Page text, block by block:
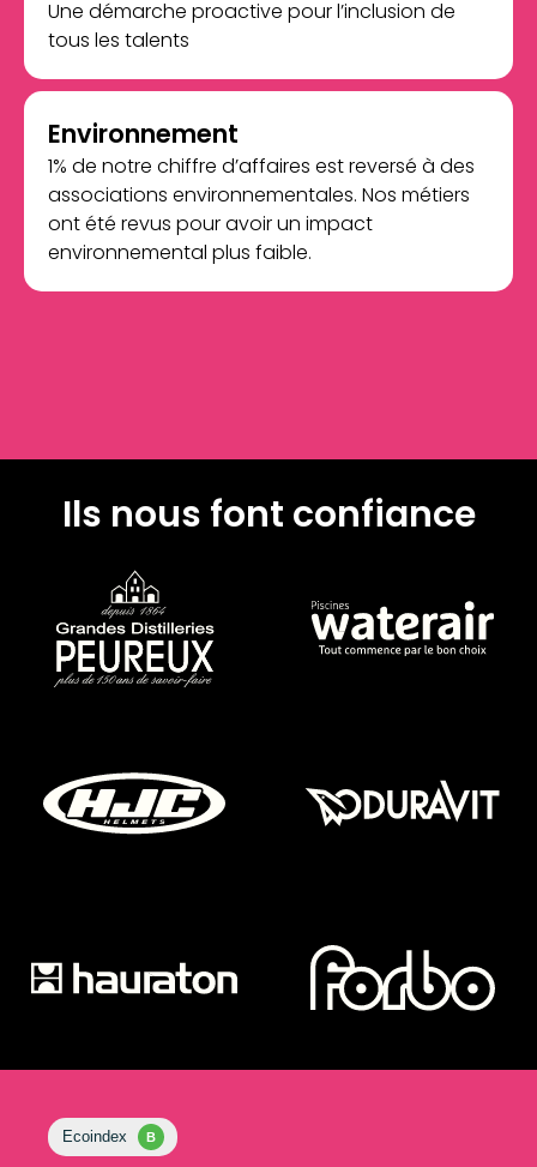
Une démarche proactive pour l’inclusion de
tous les talents
Environnement
1% de notre chiffre d’affaires est reversé à des
associations environnementales. Nos métiers
ont été revus pour avoir un impact
environnemental plus faible.
Ils nous font confiance